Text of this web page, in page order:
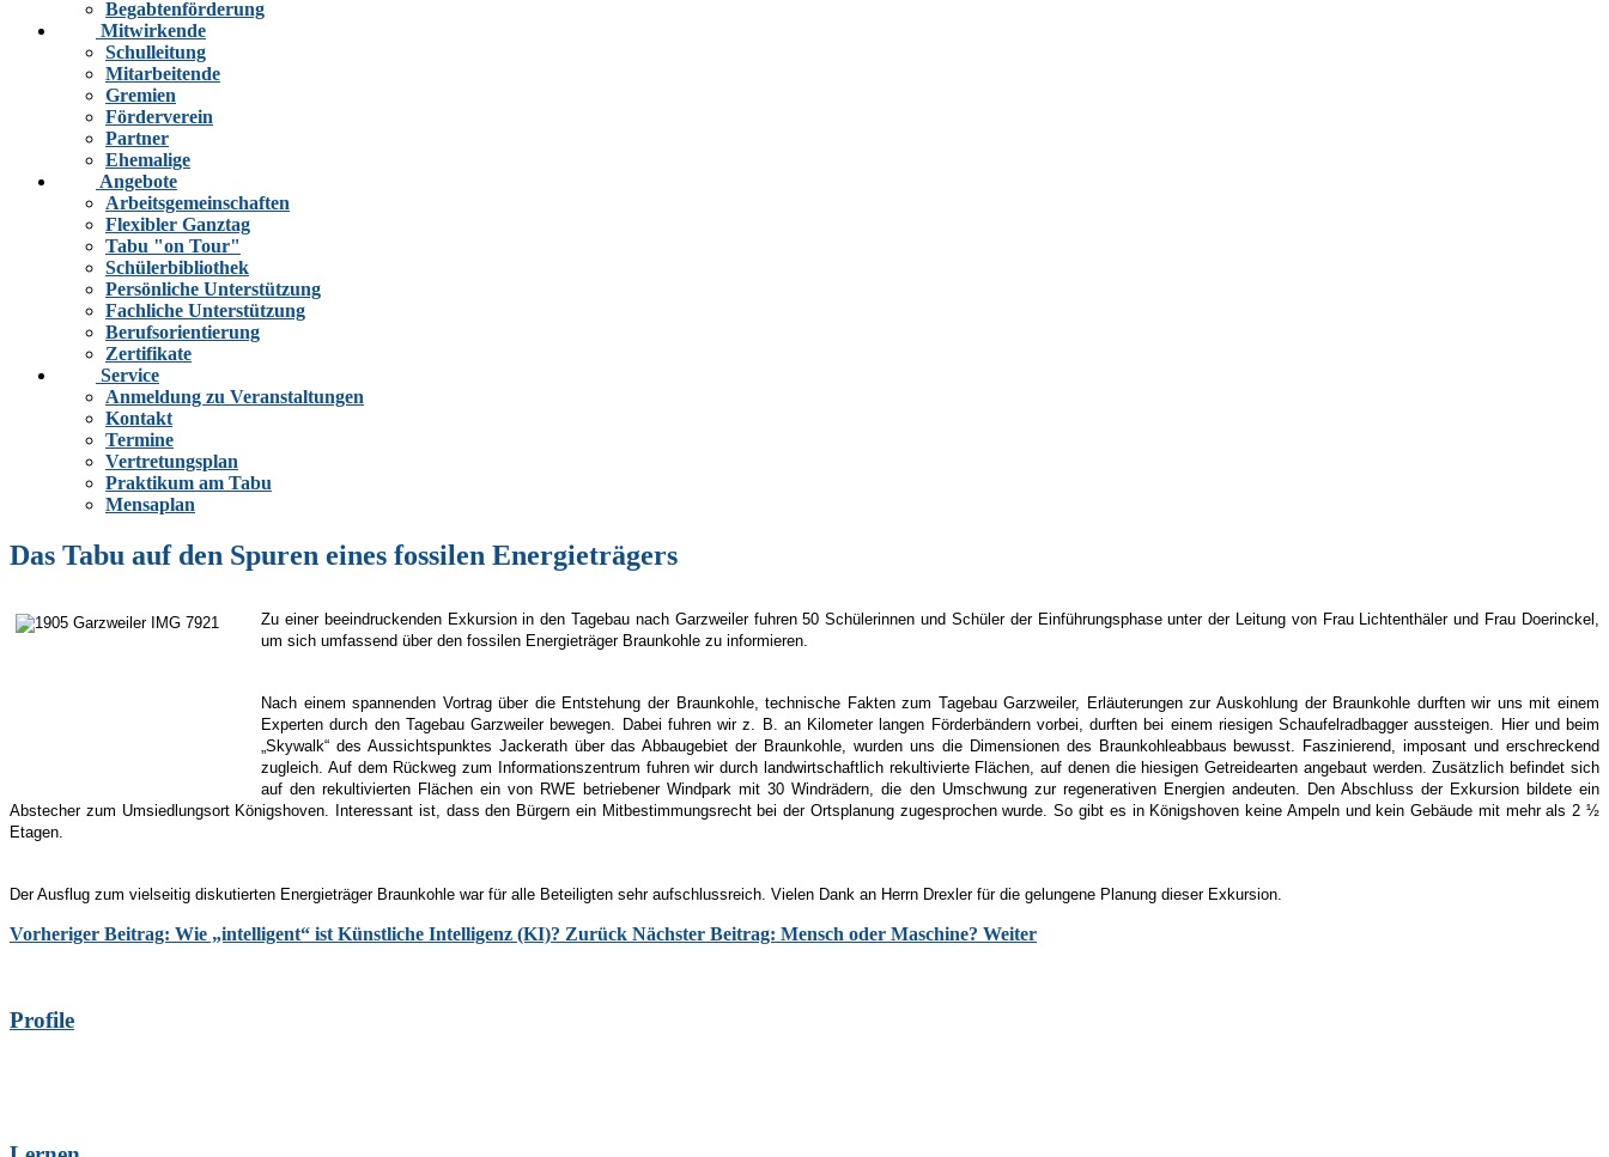
Begabtenförderung
Mitwirkende
Schulleitung
Mitarbeitende
Gremien
Förderverein
Partner
Ehemalige
Angebote
Arbeitsgemeinschaften
Flexibler Ganztag
Tabu "on Tour"
Schülerbibliothek
Persönliche Unterstützung
Fachliche Unterstützung
Berufsorientierung
Zertifikate
Service
Anmeldung zu Veranstaltungen
Kontakt
Termine
Vertretungsplan
Praktikum am Tabu
Mensaplan
Das Tabu auf den Spuren eines fossilen Energieträgers
Zu einer beeindruckenden Exkursion in den Tagebau nach Garzweiler fuhren 50 Schülerinnen und Schüler der Einführungsphase unter der Leitung von Frau Lichtenthäler und Frau Doerinckel,
um sich umfassend über den fossilen Energieträger Braunkohle zu informieren.
Nach einem spannenden Vortrag über die Entstehung der Braunkohle, technische Fakten zum Tagebau Garzweiler, Erläuterungen zur Auskohlung der Braunkohle durften wir uns mit einem
Experten durch den Tagebau Garzweiler bewegen. Dabei fuhren wir z. B. an Kilometer langen Förderbändern vorbei, durften bei einem riesigen Schaufelradbagger aussteigen. Hier und beim
„Skywalk“ des Aussichtspunktes Jackerath über das Abbaugebiet der Braunkohle, wurden uns die Dimensionen des Braunkohleabbaus bewusst. Faszinierend, imposant und erschreckend
zugleich. Auf dem Rückweg zum Informationszentrum fuhren wir durch landwirtschaftlich rekultivierte Flächen, auf denen die hiesigen Getreidearten angebaut werden. Zusätzlich befindet sich
auf den rekultivierten Flächen ein von RWE betriebener Windpark mit 30 Windrädern, die den Umschwung zur regenerativen Energien andeuten. Den Abschluss der Exkursion bildete ein
Abstecher zum Umsiedlungsort Königshoven. Interessant ist, dass den Bürgern ein Mitbestimmungsrecht bei der Ortsplanung zugesprochen wurde. So gibt es in Königshoven keine Ampeln und kein Gebäude mit mehr als 2 ½
Etagen.
Der Ausflug zum vielseitig diskutierten Energieträger Braunkohle war für alle Beteiligten sehr aufschlussreich. Vielen Dank an Herrn Drexler für die gelungene Planung dieser Exkursion.
Vorheriger Beitrag: Wie „intelligent“ ist Künstliche Intelligenz (KI)? Zurück Nächster Beitrag: Mensch oder Maschine? Weiter
Profile